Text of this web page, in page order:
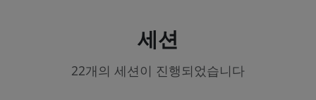
세션
22개의 세션이 진행되었습니다